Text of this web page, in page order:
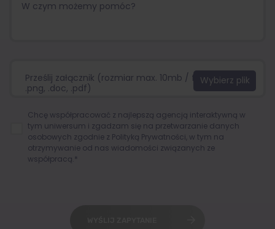
Prześlij załącznik (rozmiar max. 10mb / format:.jpg,
.png, .doc, .pdf)
Chcę współpracować z najlepszą agencją interaktywną w
tym uniwersum i zgadzam się na przetwarzanie danych
osobowych zgodnie z Polityką Prywatności , w tym na
otrzymywanie od nas wiadomości związanych ze
współpracą.*